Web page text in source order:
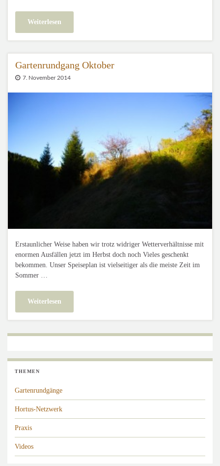
Weiterlesen
Gartenrundgang Oktober
7. November 2014
Erstaunlicher Weise haben wir trotz widriger Wetterverhältnisse mit
enormen Ausfällen jetzt im Herbst doch noch Vieles geschenkt
bekommen. Unser Speiseplan ist vielseitiger als die meiste Zeit im
Sommer …
Weiterlesen
THEMEN
Gartenrundgänge
Hortus-Netzwerk
Praxis
Videos